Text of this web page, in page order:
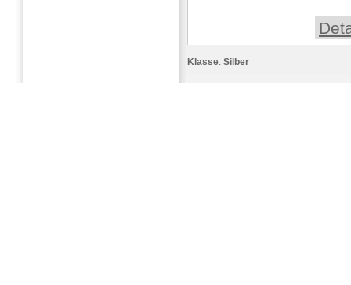
Klasse: Silber